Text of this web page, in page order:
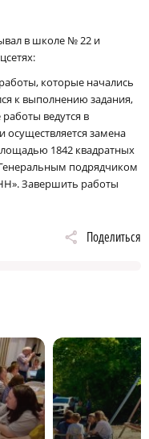
в школе № 22 и
которые начались
к выполнению задания,
ведутся в
осуществляется замена
1842 квадратных
подрядчиком
Завершить работы
Поделиться